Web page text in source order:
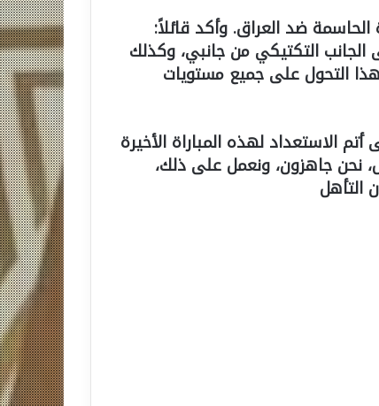
ضد العراق. وأكد قائلاً:
التكتيكي من جانبي، وكذلك
التحول على جميع مستويات
الاستعداد لهذه المباراة الأخيرة
نحن جاهزون، ونعمل على ذلك،
التأهل